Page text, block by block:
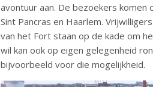
avontuur aan. De bezoekers komen
Sint Pancras en Haarlem.
van het Fort staan op de kade om
wil kan ook op eigen gelegenheid
bijvoorbeeld voor die mogelijkheid.